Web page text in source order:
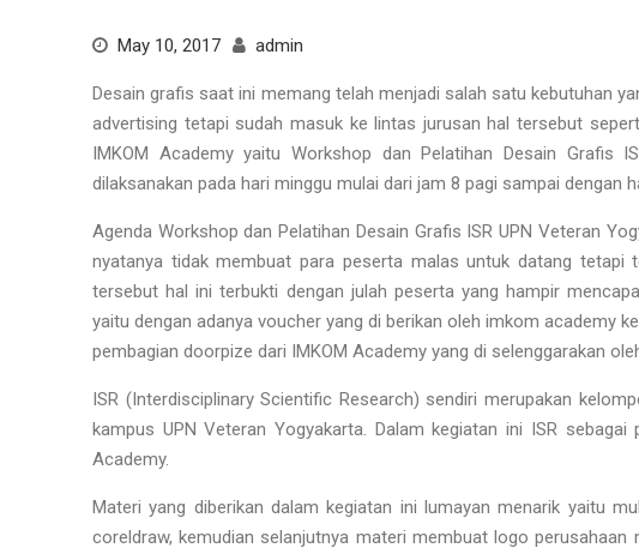
May 10, 2017 admin
Desain grafis saat ini memang telah menjadi salah satu kebutuhan
advertising tetapi sudah masuk ke lintas jurusan hal tersebut
IMKOM Academy yaitu Workshop dan Pelatihan Desain Grafis
dilaksanakan pada hari minggu mulai dari jam 8 pagi sampai dengan
Agenda Workshop dan Pelatihan Desain Grafis ISR UPN Veteran
nyatanya tidak membuat para peserta malas untuk datang tetapi
tersebut hal ini terbukti dengan julah peserta yang hampir
yaitu dengan adanya voucher yang di berikan oleh imkom academy
pembagian doorpize dari IMKOM Academy yang di selenggarakan
ISR (Interdisciplinary Scientific Research) sendiri merupakan
kampus UPN Veteran Yogyakarta. Dalam kegiatan ini ISR sebagai
Academy.
Materi yang diberikan dalam kegiatan ini lumayan menarik yaitu
coreldraw, kemudian selanjutnya materi membuat logo